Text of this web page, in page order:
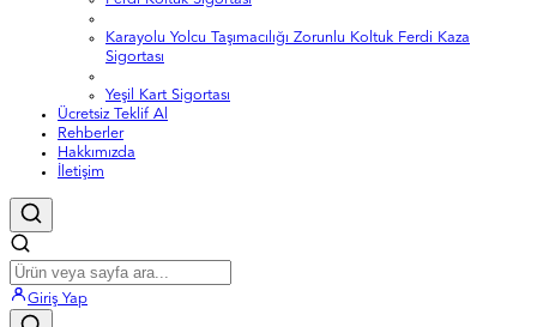
Karayolu Yolcu Taşımacılığı Zorunlu Koltuk Ferdi Kaza
Sigortası
Yeşil Kart Sigortası
Ücretsiz Teklif Al
Rehberler
Hakkımızda
İletişim
Giriş Yap